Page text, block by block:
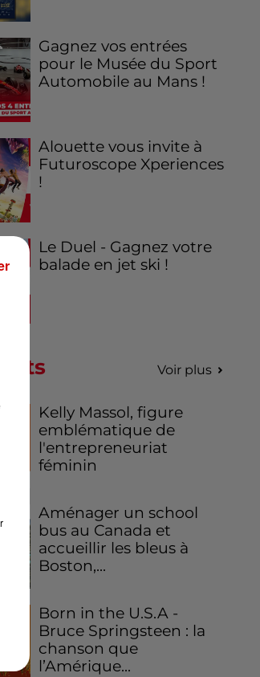
Gagnez vos entrées
pour le Musée du Sport
Automobile au Mans !
Alouette vous invite à
Futuroscope Xperiences
!
Le Duel - Gagnez votre
balade en jet ski !
Voir plus
Kelly Massol, figure
emblématique de
l'entrepreneuriat
féminin
Aménager un school
bus au Canada et
accueillir les bleus à
Boston,...
Born in the U.S.A -
Bruce Springsteen : la
chanson que
l’Amérique...